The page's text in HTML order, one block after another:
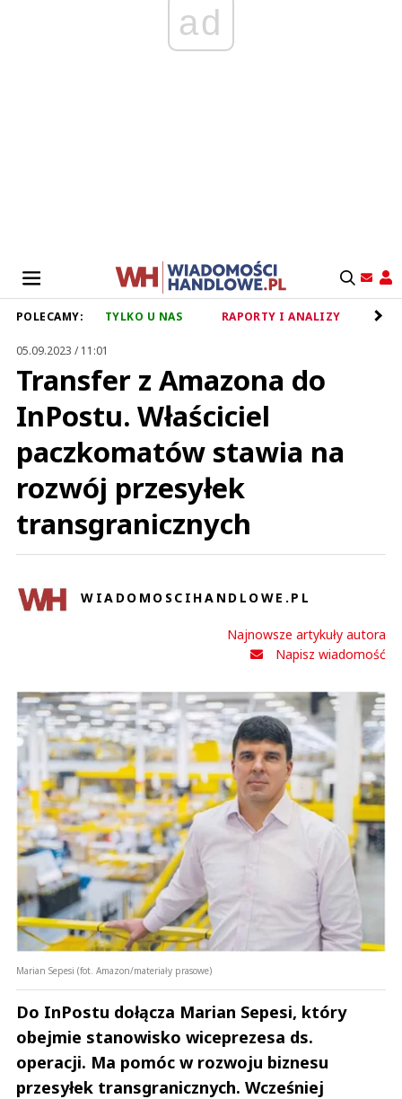
ad
POLECAMY: TYLKO U NAS RAPORTY I ANALIZY
05.09.2023 / 11:01
Transfer z Amazona do
InPostu. Właściciel
paczkomatów stawia na
rozwój przesyłek
transgranicznych
WIADOMOSCIHANDLOWE.PL
Najnowsze artykuły autora
Napisz wiadomość
Marian Sepesi (fot. Amazon/materiały prasowe)
Do InPostu dołącza Marian Sepesi, który
obejmie stanowisko wiceprezesa ds.
operacji. Ma pomóc w rozwoju biznesu
przesyłek transgranicznych. Wcześniej